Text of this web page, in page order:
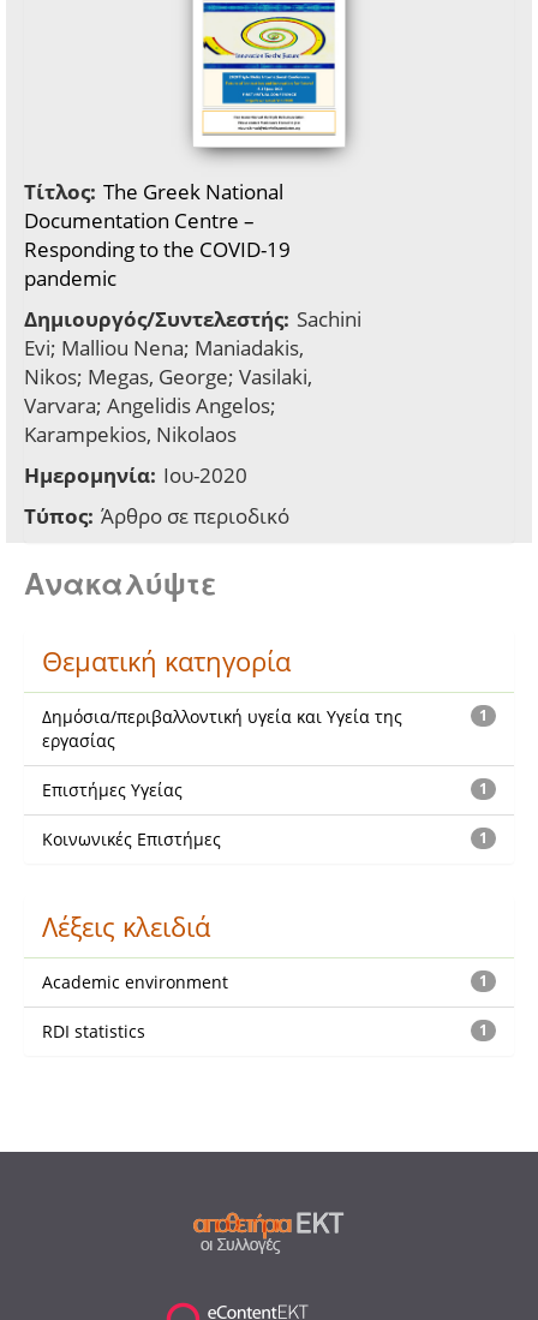
Τίτλος: The Greek National
Documentation Centre –
Responding to the COVID-19
pandemic
Δημιουργός/Συντελεστής: Sachini
Evi; Malliou Nena; Maniadakis,
Nikos; Megas, George; Vasilaki,
Varvara; Angelidis Angelos;
Karampekios, Nikolaos
Ημερομηνία: Ιου-2020
Τύπος: Άρθρο σε περιοδικό
Ανακαλύψτε
Θεματική κατηγορία
1
Δημόσια/περιβαλλοντική υγεία και Υγεία της
εργασίας
1
Επιστήμες Υγείας
1
Κοινωνικές Επιστήμες
Λέξεις κλειδιά
1
Academic environment
1
RDI statistics